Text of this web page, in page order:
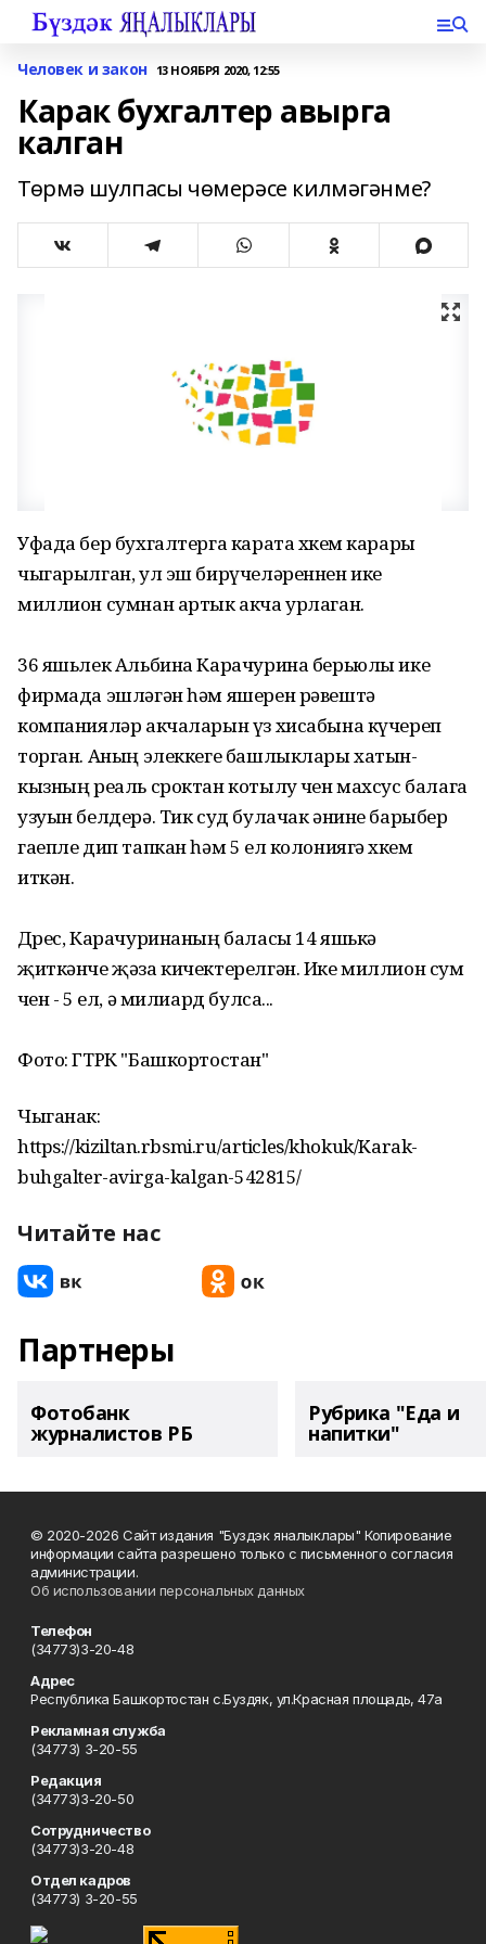
Человек и закон 13 НОЯБРЯ 2020, 12:55
Карак бухгалтер авырга
калган
Төрмә шулпасы чөмерәсе килмәгәнме?
Уфада бер бухгалтерга карата хөкем карары
чыгарылган, ул эш бирүчеләреннен ике
миллион сумнан артык акча урлаган.
36 яшьлек Альбина Карачурина берьюлы ике
фирмада эшләгән һәм яшерен рәвештә
компанияләр акчаларын үз хисабына күчереп
торган. Аның элеккеге башлыклары хатын-
кызның реаль сроктан котылу өчен махсус балага
узуын белдерә. Тик суд булачак әнине барыбер
гаепле дип тапкан һәм 5 ел колониягә хөкем
иткән.
Дөрес, Карачуринаның баласы 14 яшькә
җиткәнче җәза кичектерелгән. Ике миллион сум
өчен - 5 ел, ә милиард булса...
Фото: ГТРК "Башкортостан"
Чыганак:
https://kiziltan.rbsmi.ru/articles/khokuk/Karak-
buhgalter-avirga-kalgan-542815/
Читайте нас
Партнеры
Фотобанк
журналистов РБ
Рубрика "Еда и
напитки"
© 2020-2026 Сайт издания "Буздэк яналыклары" Копирование
информации сайта разрешено только с письменного согласия
администрации.
Об использовании персональных данных
Телефон
(34773)3-20-48
Адрес
Республика Башкортостан с.Буздяк, ул.Красная площадь, 47а
Рекламная служба
(34773) 3-20-55
Редакция
(34773)3-20-50
Сотрудничество
(34773)3-20-48
Отдел кадров
(34773) 3-20-55